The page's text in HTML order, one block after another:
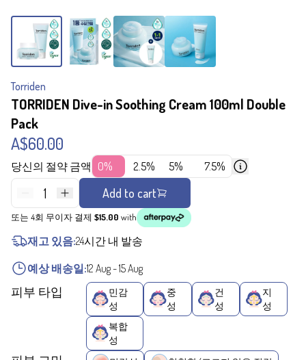
Torriden
TORRIDEN Dive-in Soothing Cream 100ml Double
Pack
A$60.00
당신의 절약 금액 0% 2.5% 5% 7.5%
1 Add to cart
또는 4회 무이자 결제 $15.00 with
재고 있음:24시간 내 발송
예상 배송일:12 Aug-15 Aug
피부 타입
민감
성
중
성
건
성
지
성
복합
성